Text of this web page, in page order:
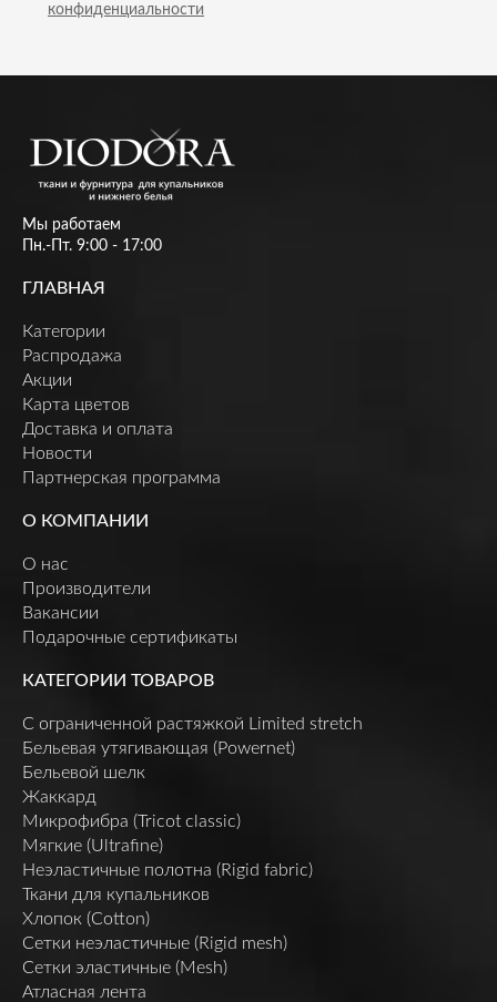
конфиденциальности
Мы работаем
Пн.-Пт. 9:00 - 17:00
ГЛАВНАЯ
Категории
Распродажа
Акции
Карта цветов
Доставка и оплата
Новости
Партнерская программа
О КОМПАНИИ
О нас
Производители
Вакансии
Подарочные сертификаты
КАТЕГОРИИ ТОВАРОВ
C ограниченной растяжкой Limited stretch
Бельевая утягивающая (Powernet)
Бельевой шелк
Жаккард
Микрофибра (Tricot classic)
Мягкие (Ultrafine)
Неэластичные полотна (Rigid fabric)
Ткани для купальников
Хлопок (Cotton)
Сетки неэластичные (Rigid mesh)
Сетки эластичные (Mesh)
Атласная лента